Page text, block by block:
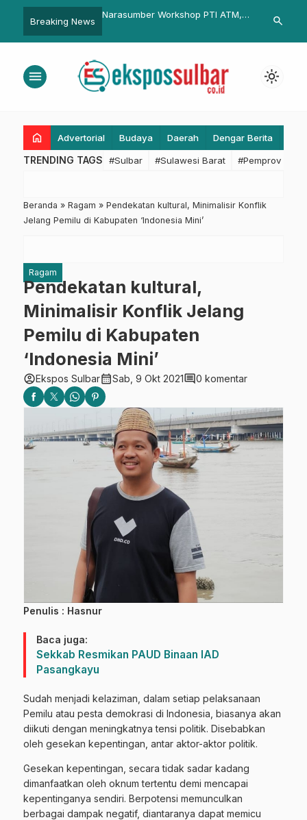
Breaking News
Narasumber Workshop PTI ATM,
Sekretaris BPKAD Sulbar
Tekankan Pentingnya
Penganggaran Terintegrasi untuk
Program Kesehatan
Konsultasi Ke Pusat, DPRD
search
menu light_mode
home Advertorial Budaya Daerah Dengar Berita
TRENDING TAGS #Sulbar #Sulawesi Barat #Pemprov
Beranda » Ragam » Pendekatan kultural, Minimalisir Konflik
Jelang Pemilu di Kabupaten ‘Indonesia Mini’
Ragam
Pendekatan kultural,
Minimalisir Konflik Jelang
Pemilu di Kabupaten
‘Indonesia Mini’
account_circleEkspos Sulbarcalendar_monthSab, 9 Okt 2021comment0 komentar
Penulis : Hasnur
Baca juga:
Sekkab Resmikan PAUD Binaan IAD
Pasangkayu
Sudah menjadi kelaziman, dalam setiap pelaksanaan
Pemilu atau pesta demokrasi di Indonesia, biasanya akan
diikuti dengan meningkatnya tensi politik. Disebabkan
oleh gesekan kepentingan, antar aktor-aktor politik.
Gesekan kepentingan, secara tidak sadar kadang
dimanfaatkan oleh oknum tertentu demi mencapai
kepentinganya sendiri. Berpotensi memunculkan
berbagai dampak negatif, diantaranya dapat memicu